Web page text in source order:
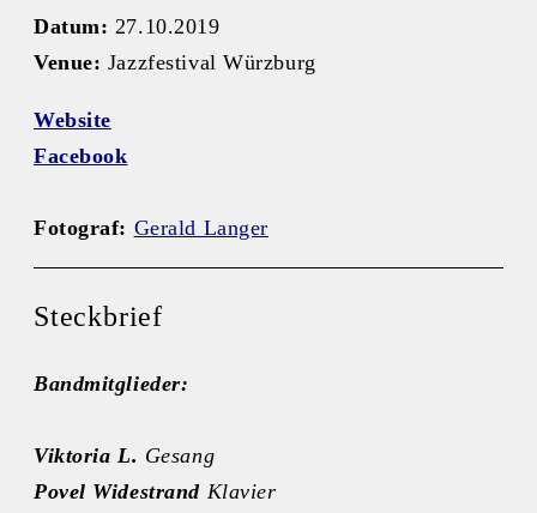
Datum: 27.10.2019
Venue: Jazzfestival Würzburg
Website
Facebook
Fotograf: Gerald Langer
Steckbrief
Bandmitglieder:
Viktoria L. Gesang
Povel Widestrand Klavier